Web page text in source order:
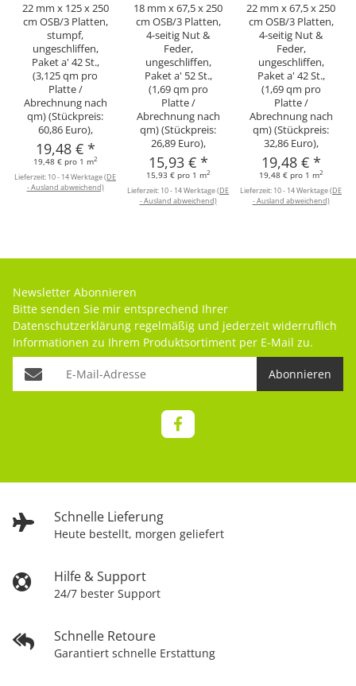
22 mm x 125 x 250
cm OSB/3 Platten,
stumpf,
ungeschliffen,
Paket a' 42 St.,
(3,125 qm pro
Platte /
Abrechnung nach
qm) (Stückpreis:
60,86 Euro),
19,48 € *
19,48 € pro 1 m2
Lieferzeit: 10 - 14 Werktage(DE
- Ausland abweichend)
18 mm x 67,5 x 250
cm OSB/3 Platten,
4-seitig Nut &
Feder,
ungeschliffen,
Paket a' 52 St.,
(1,69 qm pro
Platte /
Abrechnung nach
qm) (Stückpreis:
26,89 Euro),
15,93 € *
15,93 € pro 1 m2
Lieferzeit: 10 - 14 Werktage(DE
- Ausland abweichend)
22 mm x 67,5 x 250
cm OSB/3 Platten,
4-seitig Nut &
Feder,
ungeschliffen,
Paket a' 42 St.,
(1,69 qm pro
Platte /
Abrechnung nach
qm) (Stückpreis:
32,86 Euro),
19,48 € *
19,48 € pro 1 m2
Lieferzeit: 10 - 14 Werktage(DE
- Ausland abweichend)
Schnelle Lieferung
Heute bestellt, morgen geliefert
Hilfe & Support
24/7 bester Support
Schnelle Retoure
Garantiert schnelle Erstattung
Newsletter Abonnieren
Bitte senden Sie mir entsprechend Ihrer
Datenschutzerklärung regelmäßig und jederzeit widerruflich
Informationen zu Ihrem Produktsortiment per E-Mail zu.
Abonnieren